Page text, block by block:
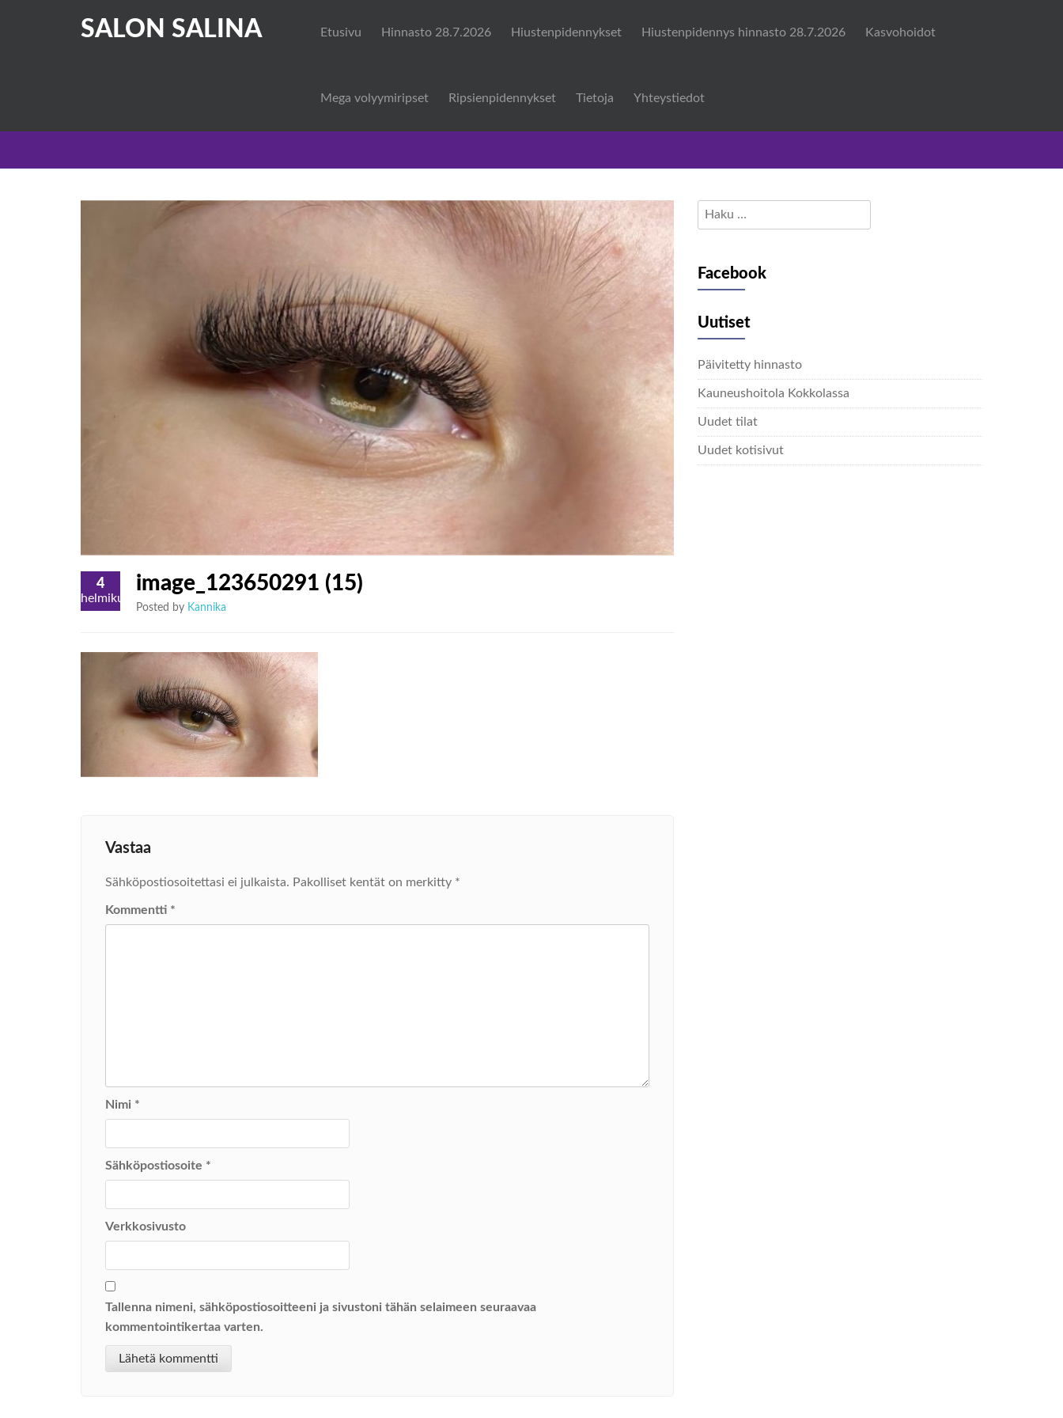
SALON SALINA Etusivu Hinnasto 28.7.2026 Hiustenpidennykset Hiustenpidennys hinnasto 28.7.2026 Kasvohoidot
Mega volyymiripset Ripsienpidennykset Tietoja Yhteystiedot
4
helmikuu
image_123650291 (15)
Posted by Kannika
Vastaa
Sähköpostiosoitettasi ei julkaista. Pakolliset kentät on merkitty *
Kommentti *
Nimi *
Sähköpostiosoite *
Verkkosivusto
Tallenna nimeni, sähköpostiosoitteeni ja sivustoni tähän selaimeen seuraavaa
kommentointikertaa varten.
Haku:
Facebook
Uutiset
Päivitetty hinnasto
Kauneushoitola Kokkolassa
Uudet tilat
Uudet kotisivut